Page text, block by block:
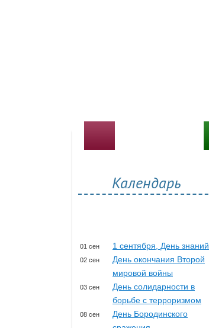
Календарь
01 сен 1 сентября, День знаний
02 сен
День окончания Второй
мировой войны
03 сен
День солидарности в
борьбе с терроризмом
08 сен
День Бородинского